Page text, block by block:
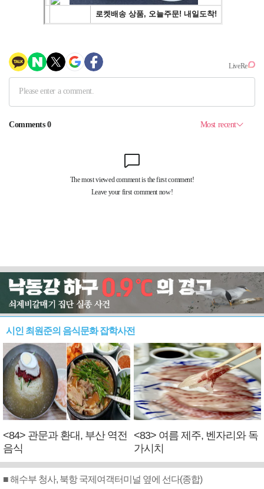
시인 최원준의 음식문화 잡학사전
<84> 관문과 환대, 부산 역전
음식
<83> 여름 제주, 벤자리와 독
가시치
■ 해수부 청사, 북항 국제여객터미널 옆에 선다(종합)